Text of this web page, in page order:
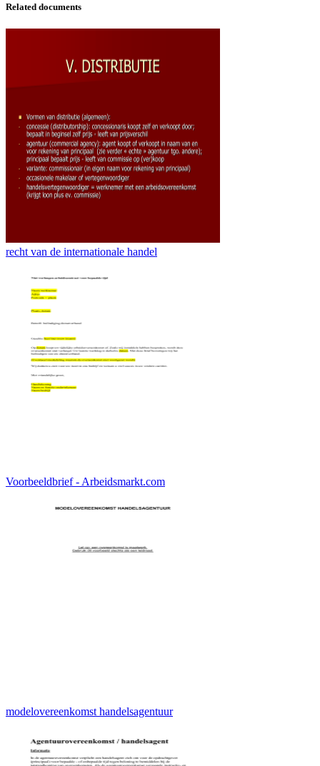
Related documents
recht van de internationale handel
Voorbeeldbrief - Arbeidsmarkt.com
modelovereenkomst handelsagentuur